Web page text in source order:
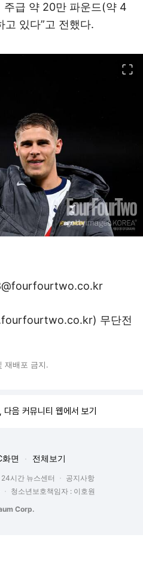
주급 약 20만 파운드(약 4
있다”고 전했다.
무단전
재배포 금지.
음 커뮤니티 웹에서 보기
화면 전체보기
24시간 뉴스센터
공지사항
청소년보호책임자 : 이호원
Corp.